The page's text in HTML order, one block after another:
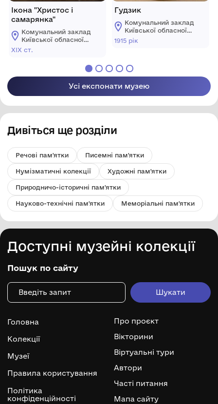
Ікона "Христос і
самарянка"
Комунальний заклад
Київської обласної
ради
ХІХ ст.
Гудзик
Комунальний заклад
Київської обласної
ради
"Білоцерківський
1915 рік
Усі експонати музею
Дивіться ще розділи
Речові пам'ятки Писемні пам'ятки
Нумізматичні колекції Художні пам'ятки
Природничо-історичні пам'ятки
Науково-технічні пам'ятки Меморіальні пам'ятки
Доступні музейні колекції
Пошук по сайту
Головна
Колекції
Музеї
Правила користування
Політика
конфіденційності
Про проєкт
Вікторини
Віртуальні тури
Автори
Часті питання
Мапа сайту